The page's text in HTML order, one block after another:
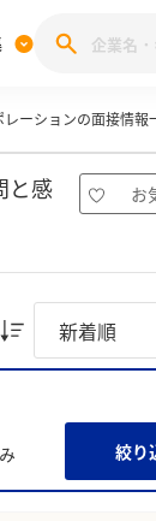
ャンペーン
ド調査
ーションの面接情報
と感
お
絞り